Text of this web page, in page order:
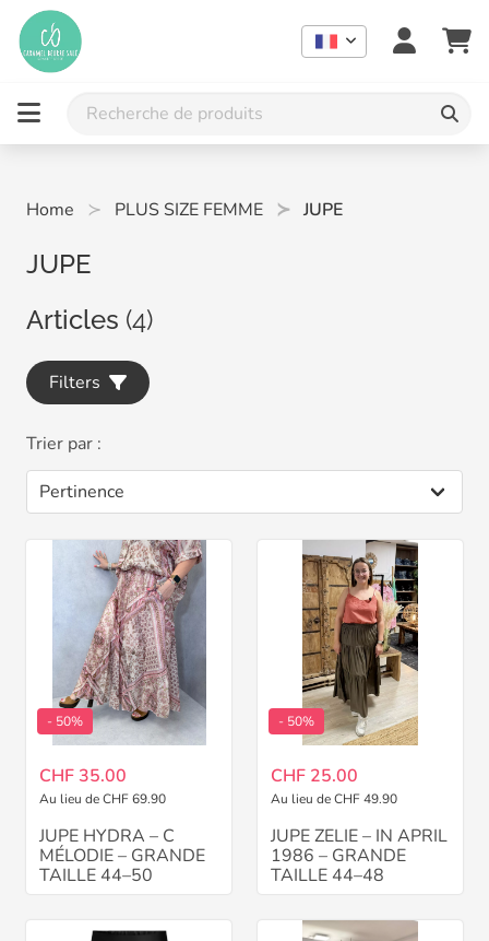
Home PLUS SIZE FEMME JUPE
JUPE
Articles (4)
Filters
Trier par :
- 50%
CHF 35.00
Au lieu de CHF 69.90
JUPE HYDRA – C
MÉLODIE – GRANDE
TAILLE 44–50
- 50%
CHF 25.00
Au lieu de CHF 49.90
JUPE ZELIE – IN APRIL
1986 – GRANDE
TAILLE 44–48